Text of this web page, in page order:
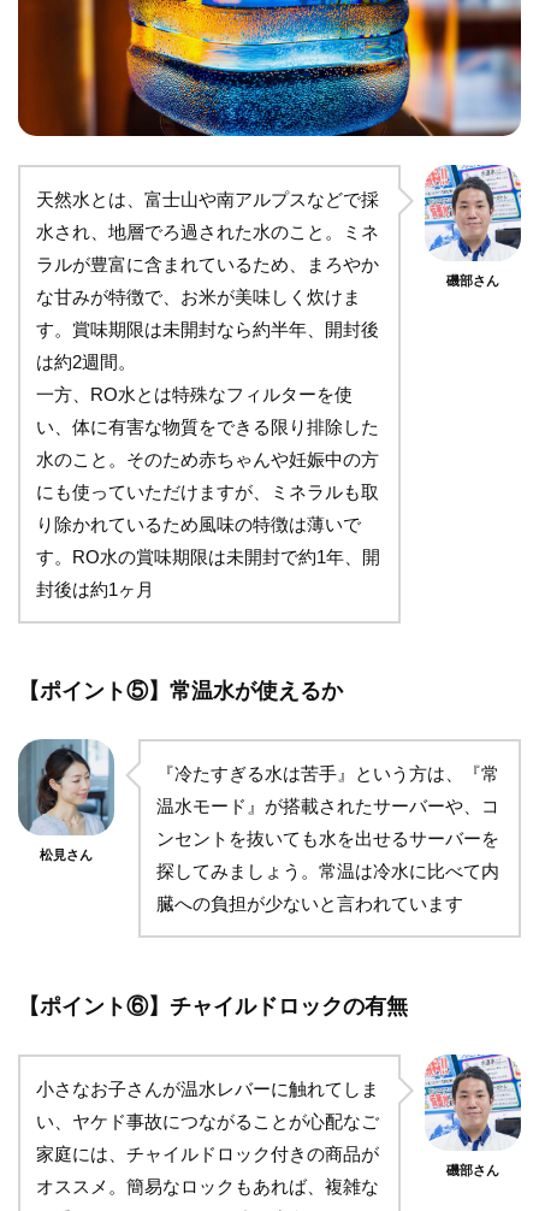
天然水とは、富士山や南アルプスなどで採
水され、地層でろ過された水のこと。ミネ
ラルが豊富に含まれているため、まろやか
な甘みが特徴で、お米が美味しく炊けま
す。賞味期限は未開封なら約半年、開封後
は約2週間。
一方、RO水とは特殊なフィルターを使
い、体に有害な物質をできる限り排除した
水のこと。そのため赤ちゃんや妊娠中の方
にも使っていただけますが、ミネラルも取
り除かれているため風味の特徴は薄いで
す。RO水の賞味期限は未開封で約1年、開
封後は約1ヶ月
磯部さん
【ポイント⑤】常温水が使えるか
松見さん
『冷たすぎる水は苦手』という方は、『常
温水モード』が搭載されたサーバーや、コ
ンセントを抜いても水を出せるサーバーを
探してみましょう。常温は冷水に比べて内
臓への負担が少ないと言われています
【ポイント⑥】チャイルドロックの有無
小さなお子さんが温水レバーに触れてしま
い、ヤケド事故につながることが心配なご
家庭には、チャイルドロック付きの商品が
オススメ。簡易なロックもあれば、複雑な
磯部さん